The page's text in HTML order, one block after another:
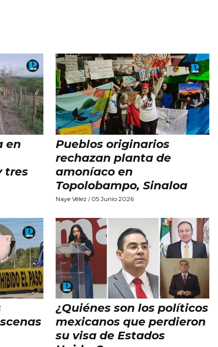
en
tres
Pueblos originarios
rechazan planta de
amoníaco en
Topolobampo, Sinaloa
Naye Vélez / 05 Junio 2026
¿Quiénes son los políticos
mexicanos que perdieron
su visa de Estados